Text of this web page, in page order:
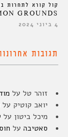
קול קורא
GROUNDS
4 ביוני 2024
תגובות
זוהר טל על
יואב קוטיק על
מיכל ביטון על
סאטיבה על